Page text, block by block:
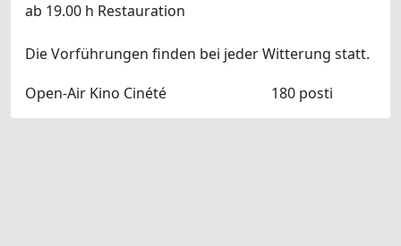
ab 19.00 h Restauration
Die Vorführungen finden bei jeder Witterung statt.
Open-Air Kino Cinété
180 posti